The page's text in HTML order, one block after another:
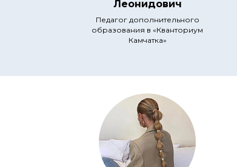
Леонидович
Педагог дополнительного
образования в «Кванториум
Камчатка»